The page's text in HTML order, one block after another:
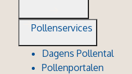
Pollenservices
Dagens Pollental
Pollenportalen